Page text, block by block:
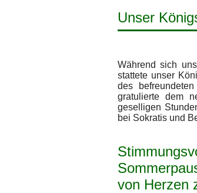
Unser
Während sich
stattete unser
des
gratulierte dem
geselligen
bei Sokratis und
von Herzen